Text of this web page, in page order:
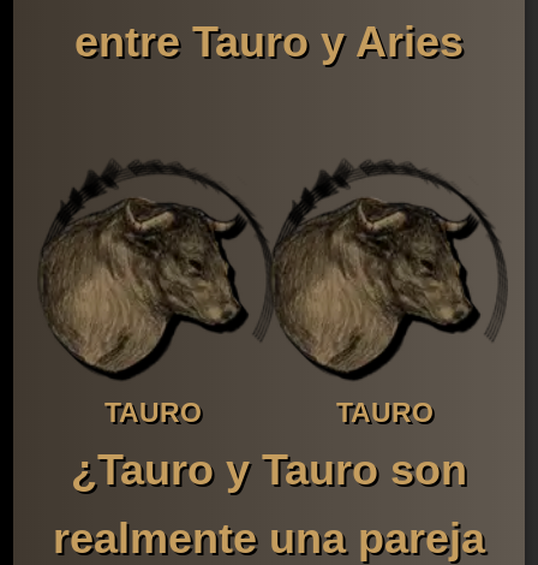
entre Tauro y Aries
TAURO TAURO
¿Tauro y Tauro son
realmente una pareja